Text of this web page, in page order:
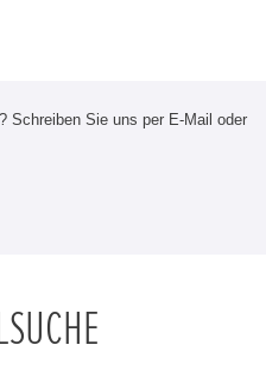
Schreiben Sie uns per E-Mail oder